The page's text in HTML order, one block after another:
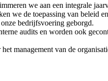
we aan een integrale
we de toepassing van beleid
bedrijfsvoering geborgd.
audits en worden ook
management van de